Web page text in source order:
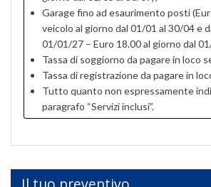
Garage fino ad esaurimento posti
veicolo al giorno dal 01/01 al 30/04 e
01/01/27 – Euro 18.00 al giorno dal
Tassa di soggiorno da pagare in loco
Tassa di registrazione da pagare in
Tutto quanto non espressamente
paragrafo “Servizi inclusi”.